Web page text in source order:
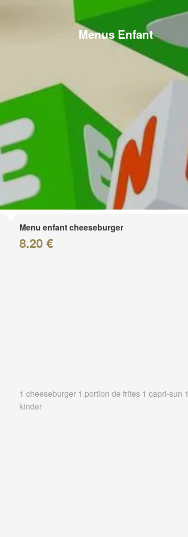
Menus Enfant
Menu enfant cheeseburger
8.20 €
1 cheeseburger 1 portion de frites 1 capri-sun 1
kinder